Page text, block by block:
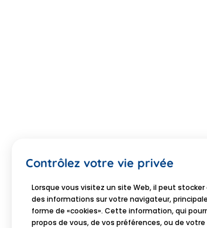
Contrôlez votre vie privée
Lorsque vous visitez un site Web, il peut stocker
des informations sur votre navigateur,
forme de «cookies». Cette information, qui
propos de vous, de vos préférences, ou de